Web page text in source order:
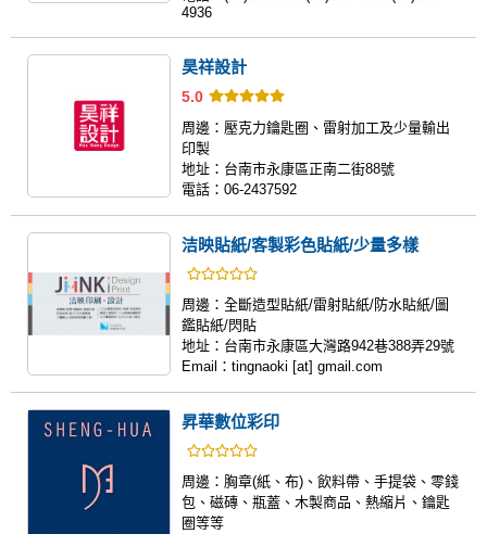
4936
昊祥設計
5.0
周邊： 壓克力鑰匙圈、雷射加工及少量輸出
印製
地址： 台南市永康區正南二街88號
電話： 06-2437592
洁映貼紙/客製彩色貼紙/少量多樣
周邊： 全斷造型貼紙/雷射貼紙/防水貼紙/圖
鑑貼紙/閃貼
地址： 台南市永康區大灣路942巷388弄29號
Email： tingnaoki [at] gmail.com
昇華數位彩印
周邊： 胸章(紙、布)、飲料帶、手提袋、零錢
包、磁磚、瓶蓋、木製商品、熱縮片、鑰匙
圈等等